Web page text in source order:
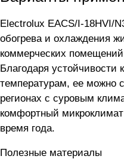
Electrolux EACS/I-18HVI/
обогрева и охлаждения
коммерческих
Благодаря устойчивости
температурам, ее можно
регионах с суровым
комфортный
время года.
Полезные материалы